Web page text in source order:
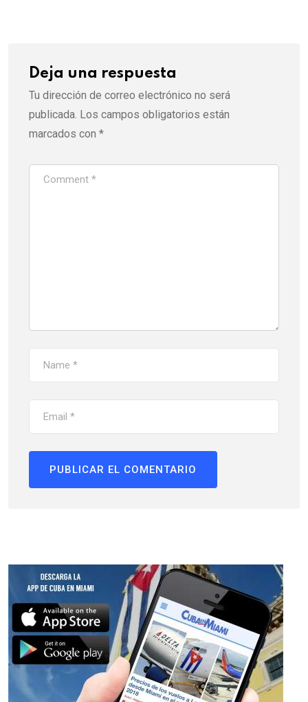
Deja una respuesta
Tu dirección de correo electrónico no será
publicada. Los campos obligatorios están
marcados con *